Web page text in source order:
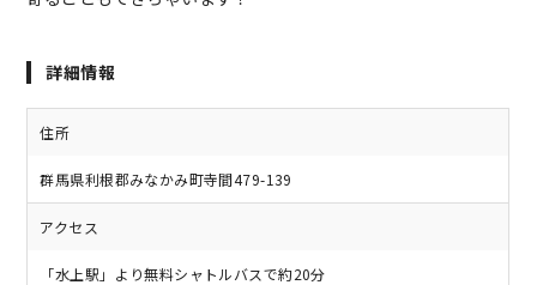
詳細情報
住所
群馬県利根郡みなかみ町寺間479-139
アクセス
「水上駅」より無料シャトルバスで約20分